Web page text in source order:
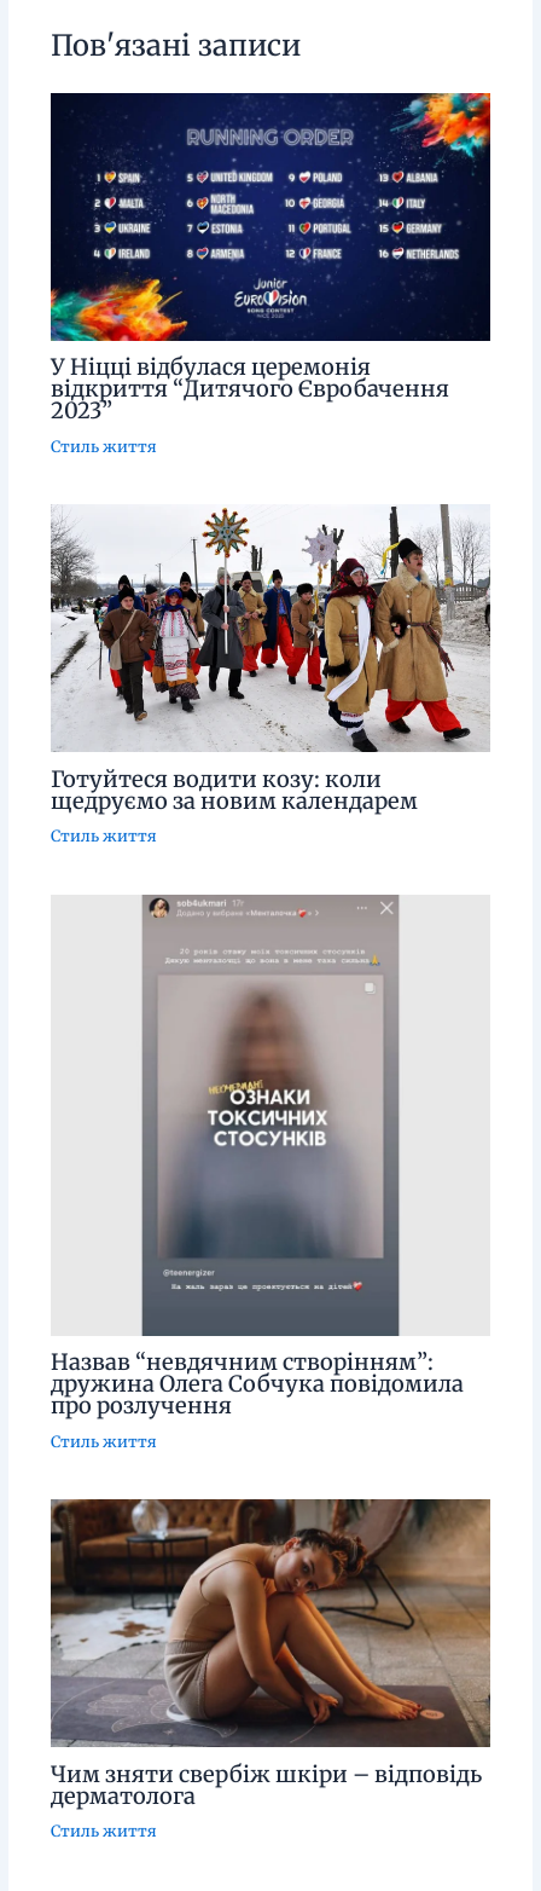
Пов'язані записи
У Ніцці відбулася церемонія
відкриття “Дитячого Євробачення
2023”
Стиль життя
Готуйтеся водити козу: коли
щедруємо за новим календарем
Стиль життя
Назвав “невдячним створінням”:
дружина Олега Собчука повідомила
про розлучення
Стиль життя
Чим зняти свербіж шкіри – відповідь
дерматолога
Стиль життя